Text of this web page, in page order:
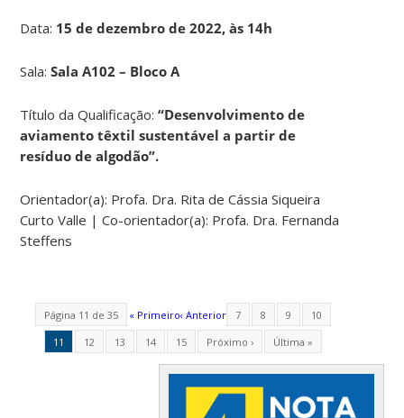
Data: 15 de dezembro de 2022, às 14h
Sala:Sala A102 – Bloco A
Título da Qualificação: “Desenvolvimento de
aviamento têxtil sustentável a partir de
resíduo de algodão”.
Orientador(a): Profa. Dra. Rita de Cássia Siqueira
Curto Valle | Co-orientador(a): Profa. Dra. Fernanda
Steffens
Página 11 de 35 « Primeiro‹ Anterior 7 8 9
10
11
12 13 14 15 Próximo › Última »